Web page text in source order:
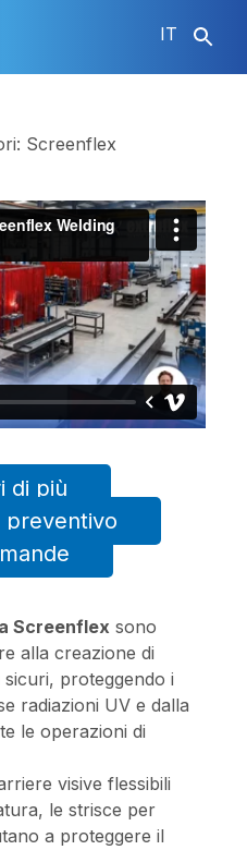
IT
Screenflex
di più
preventivo
Screenflex sono
alla creazione di
proteggendo i
radiazioni UV e dalla
le operazioni di
visive flessibili
le strisce per
a proteggere il